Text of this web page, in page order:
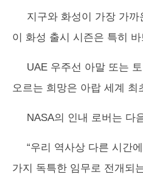
지구와 화성이 가장 가
이 화성 출시 시즌은 특히
UAE 우주선 아말 또는
오르는 희망은 아랍 세계 최
NASA의 인내 로버는 다
“우리 역사상 다른 ​​시간
가지 독특한 임무로 전개되